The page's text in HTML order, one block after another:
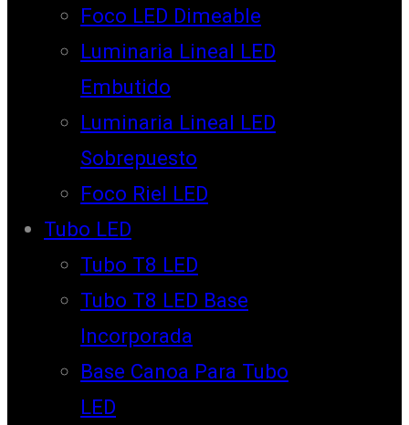
Foco LED Dimeable
Luminaria Lineal LED
Embutido
Luminaria Lineal LED
Sobrepuesto
Foco Riel LED
Tubo LED
Tubo T8 LED
Tubo T8 LED Base
Incorporada
Base Canoa Para Tubo
LED